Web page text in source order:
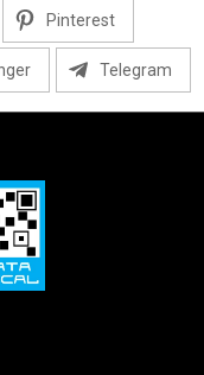
Pinterest
Telegram